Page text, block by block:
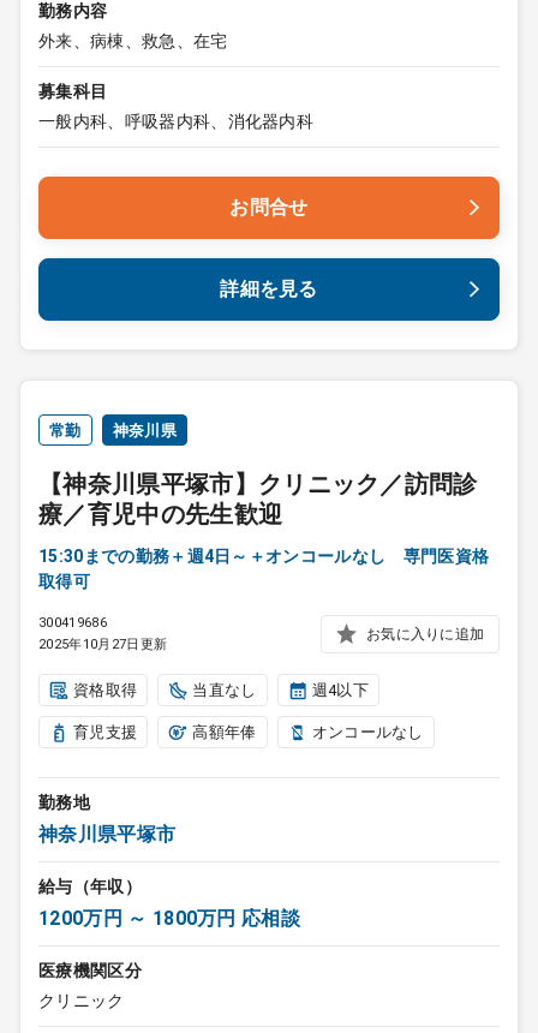
勤務内容
外来、病棟、救急、在宅
募集科目
一般内科、呼吸器内科、消化器内科
お問合せ
詳細を見る
常勤 神奈川県
【神奈川県平塚市】クリニック／訪問診
療／育児中の先生歓迎
15:30までの勤務＋週4日～＋オンコールなし 専門医資格
取得可
300419686
2025年10月27日更新
お気に入りに追加
資格取得 当直なし 週4以下
育児支援 高額年俸 オンコールなし
勤務地
神奈川県平塚市
給与（年収）
1200万円 ～ 1800万円 応相談
医療機関区分
クリニック